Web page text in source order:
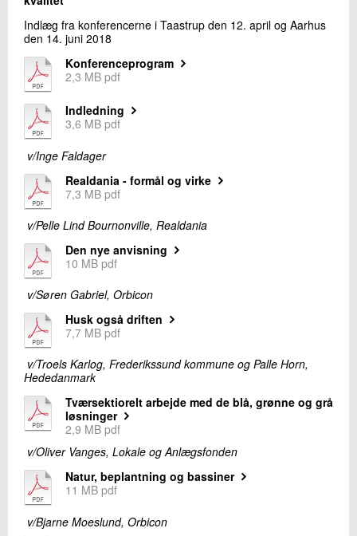
Indlæg fra konferencerne i Taastrup den 12. april og Aarhus
den 14. juni 2018
Konferenceprogram
2,3 MB pdf
Indledning
3,6 MB pdf
v/Inge Faldager
Realdania - formål og virke
7,3 MB pdf
v/Pelle Lind Bournonville, Realdania
Den nye anvisning
10 MB pdf
v/Søren Gabriel, Orbicon
Husk også driften
7,7 MB pdf
v/Troels Karlog, Frederikssund kommune og Palle Horn,
Hededanmark
Tværsektiorelt arbejde med de blå, grønne og grå
løsninger
2,9 MB pdf
v/Oliver Vanges, Lokale og Anlægsfonden
Natur, beplantning og bassiner
11 MB pdf
v/Bjarne Moeslund, Orbicon